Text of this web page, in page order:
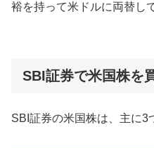
裕を持って米ドルに両替し
SBI証券で米国株を
SBI証券の米国株は、主に3